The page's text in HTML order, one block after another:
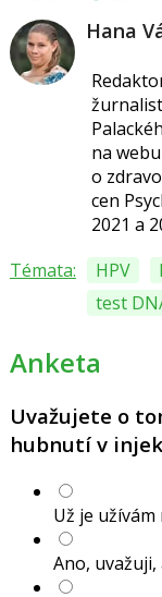
Hana
na
o
cen
2021 a
Témata:
HPV
test
Anketa
Uvažujete o
hubnutí v
Už je
Ano, uvažuji,